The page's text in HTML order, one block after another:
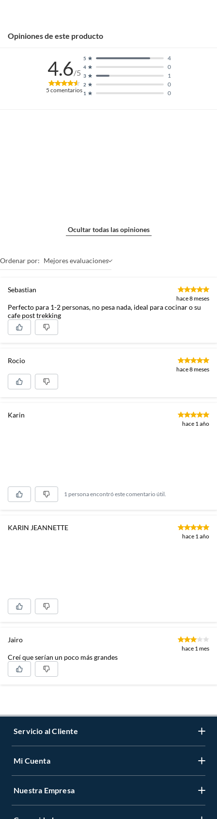
Opiniones de este producto
4.6/5
5 comentarios 1 0
2 0
3 1
4 0
5 4
Ocultar todas las opiniones
Ordenar por: Mejores evaluaciones
Sebastian
hace 8 meses
Perfecto para 1-2 personas, no pesa nada, ideal para cocinar o su
cafe post trekking
Rocio
hace 8 meses
Karin
hace 1 año
1 persona encontró este comentario útil.
KARIN JEANNETTE
hace 1 año
Jairo
hace 1 mes
Creí que serían un poco más grandes
Servicio al Cliente
Contáctanos
Mi Cuenta
Registrate
Nuestra Empresa